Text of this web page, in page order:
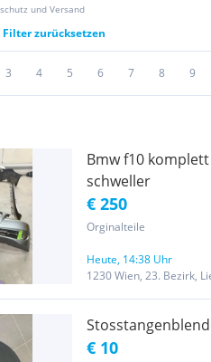
und Versand
Filter zurücksetzen
3 4 5 6 7 8 9
Bmw f10
schweller
€ 250
Orginalteile
Heute, 14:38 Uhr
1230 Wien, 23. Bezirk,
€ 10